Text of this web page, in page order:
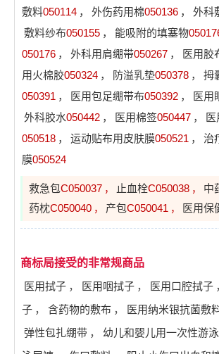
敷料050114 ， 外伤药用棉050136 ， 外科
敷料纱布050155 ， 能吸附的填塞物
050176 ， 外科用肩绷带050267 ， 医用胶
用火棉胶050324 ， 防溢乳垫050378 ，
拇
050391 ， 医用包足绷带布050392 ， 医用
外科胶水050442 ， 医用棉签050447 ，
050518 ， 运动贴布用皮肤膜050521 ，
治
膜050524
救急包C050037 ， 止血栓C050038 ， 中
药枕C050040 ， 产包C050041 ， 医用保
商标局接受的非常规商品
医用拭子 ， 医用咽拭子 ， 医用口腔拭子
子 ， 含药物的敷布 ， 医用纳米银抗菌敷
弹性包扎绷带 ， 幼儿和婴儿用一次性游